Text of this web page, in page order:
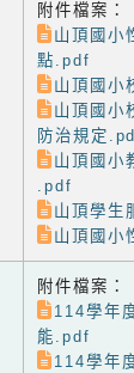
附件檔案：
山頂國小
點.pdf
山頂國小
山頂國小
防治規定
山頂國小
.pdf
山頂學生
山頂國小
附件檔案：
114學年
能.pdf
114學年